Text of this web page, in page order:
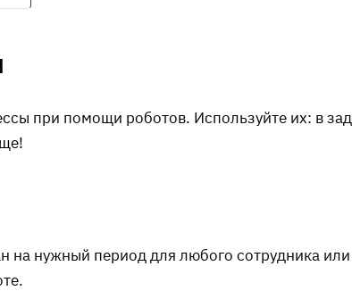
при помощи роботов. Используйте их: в
на нужный период для любого сотрудника